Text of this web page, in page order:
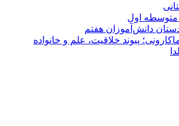
متوسطه اول
دانش‌آموزان هفتم
پیوند خلاقیت، علم و خانواده